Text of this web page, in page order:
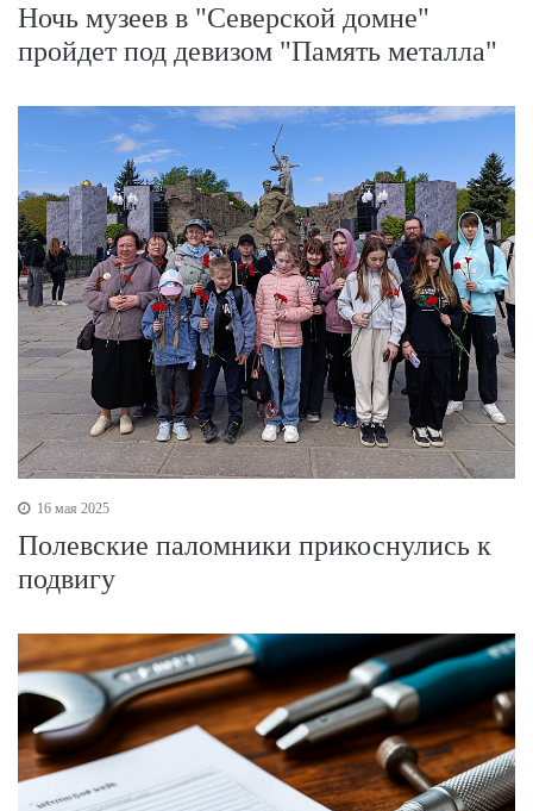
Ночь музеев в "Северской домне"
пройдет под девизом "Память металла"
16 мая 2025
Полевские паломники прикоснулись к
подвигу